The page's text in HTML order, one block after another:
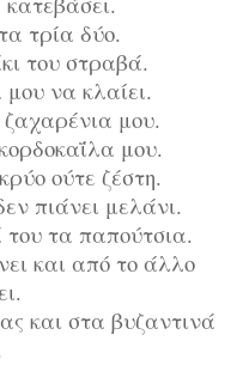
τρία δύο.
του στραβά.
να κλαίει.
μου.
μου.
ούτε ζέστη.
πιάνει μελάνι.
τα παπούτσια.
και από το άλλο
και στα βυζαντινά